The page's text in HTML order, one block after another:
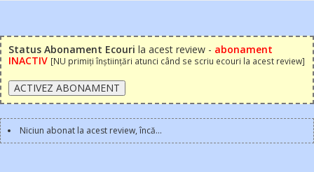
Status Abonament Ecouri la acest review - abonament
INACTIV [NU primiți înștiințări atunci când se scriu ecouri la acest review]
Niciun abonat la acest review,încă...